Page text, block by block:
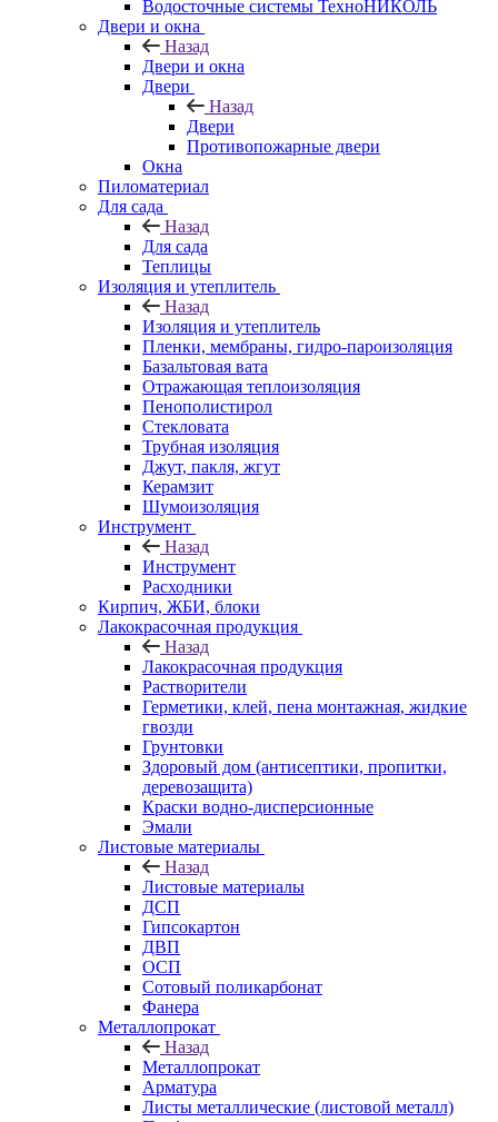
Водосточные системы ТехноНИКОЛЬ
Двери и окна
Назад
Двери и окна
Двери
Назад
Двери
Противопожарные двери
Окна
Пиломатериал
Для сада
Назад
Для сада
Теплицы
Изоляция и утеплитель
Назад
Изоляция и утеплитель
Пленки, мембраны, гидро-пароизоляция
Базальтовая вата
Отражающая теплоизоляция
Пенополистирол
Стекловата
Трубная изоляция
Джут, пакля, жгут
Керамзит
Шумоизоляция
Инструмент
Назад
Инструмент
Расходники
Кирпич, ЖБИ, блоки
Лакокрасочная продукция
Назад
Лакокрасочная продукция
Растворители
Герметики, клей, пена монтажная, жидкие
гвозди
Грунтовки
Здоровый дом (антисептики, пропитки,
деревозащита)
Краски водно-дисперсионные
Эмали
Листовые материалы
Назад
Листовые материалы
ДСП
Гипсокартон
ДВП
ОСП
Сотовый поликарбонат
Фанера
Металлопрокат
Назад
Металлопрокат
Арматура
Листы металлические (листовой металл)